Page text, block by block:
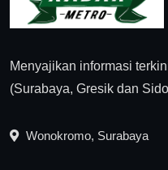
Menyajikan informasi
(Surabaya, Gresik dan
Wonokromo, Surabaya